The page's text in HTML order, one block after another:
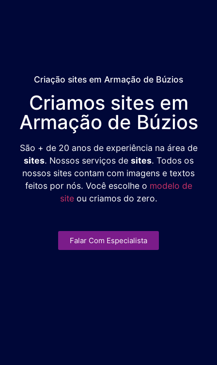
Criação sites em Armação de Búzios
Criamos sites em
Armação de Búzios
São + de 20 anos de experiência na área de
sites. Nossos serviços de sites. Todos os
nossos sites contam com imagens e textos
feitos por nós. Você escolhe o modelo de
siteou criamos do zero.
Falar Com Especialista